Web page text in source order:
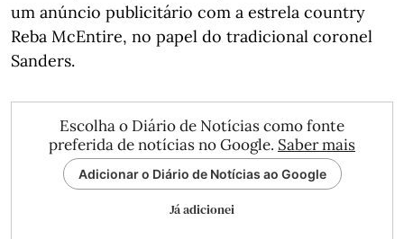
um anúncio publicitário com a estrela country
Reba McEntire, no papel do tradicional coronel
Sanders.
Escolha o Diário de Notícias como fonte
preferida de notícias no Google. Saber mais
Adicionar o Diário de Notícias ao Google
Já adicionei